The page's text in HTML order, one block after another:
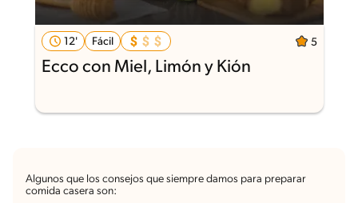
12' Fácil 5
Ecco con Miel, Limón y Kión
Algunos que los consejos que siempre damos para preparar
comida casera son: